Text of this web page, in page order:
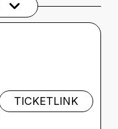
TICKETLINK